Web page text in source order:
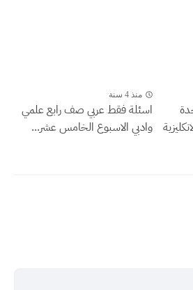
منذ 4 سنة
اسئلة فقط عربي صف رابع علمي
وادبي الاسبوع الخامس عشر...